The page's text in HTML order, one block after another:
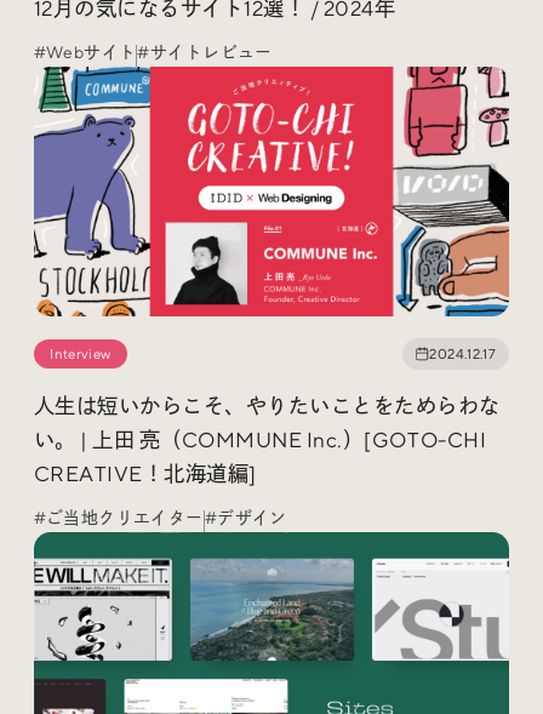
12月の気になるサイト12選！ / 2024年
#Webサイト #サイトレビュー
Interview 2024.12.17
人生は短いからこそ、やりたいことをためらわな
い。 | 上田 亮（COMMUNE Inc.）[GOTO-CHI
CREATIVE！北海道編]
#ご当地クリエイター #デザイン